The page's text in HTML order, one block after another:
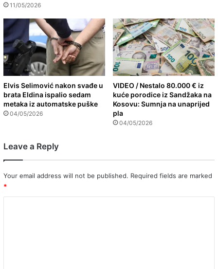
11/05/2026
Elvis Selimović nakon svađe u
brata Eldina ispalio sedam
metaka iz automatske puške
04/05/2026
VIDEO / Nestalo 80.000 € iz
kuće porodice iz Sandžaka na
Kosovu: Sumnja na unaprijed
pla
04/05/2026
Leave a Reply
Your email address will not be published. Required fields are marked
*